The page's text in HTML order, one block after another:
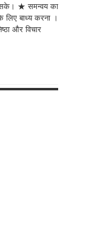
सके। ★ समन्वय का
बाध्य करना ।
और विचार